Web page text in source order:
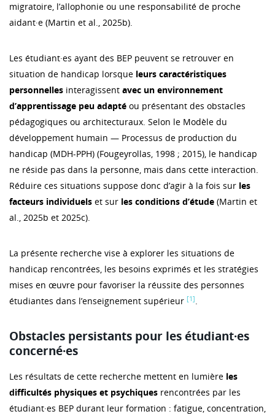
migratoire, l’allophonie ou une responsabilité de proche
aidant·e (Martin et al., 2025b).
Les étudiant·es ayant des BEP peuvent se retrouver en
situation de handicap lorsque leurs caractéristiques
personnelles interagissent avec un environnement
d’apprentissage peu adapté ou présentant des obstacles
pédagogiques ou architecturaux. Selon le Modèle du
développement humain — Processus de production du
handicap (MDH-PPH) (Fougeyrollas, 1998 ; 2015), le handicap
ne réside pas dans la personne, mais dans cette interaction.
Réduire ces situations suppose donc d’agir à la fois sur les
facteurs individuels et sur les conditions d’étude (Martin et
al., 2025b et 2025c).
La présente recherche vise à explorer les situations de
handicap rencontrées, les besoins exprimés et les stratégies
mises en œuvre pour favoriser la réussite des personnes
étudiantes dans l’enseignement supérieur [1].
Obstacles persistants pour les étudiant·es
concerné·es
Les résultats de cette recherche mettent en lumière les
difficultés physiques et psychiques rencontrées par les
étudiant·es BEP durant leur formation : fatigue, concentration,